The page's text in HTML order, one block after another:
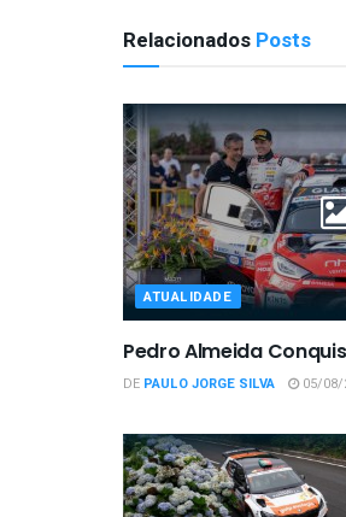
Relacionados Posts
ATUALIDADE
Pedro Almeida
DE PAULO JORGE SILVA 05/08/